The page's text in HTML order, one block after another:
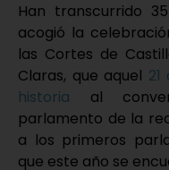
Han transcurrido
acogió la
las Cortes de
Claras, que aquel
historia al
parlamento de la
a los primeros
que este año se